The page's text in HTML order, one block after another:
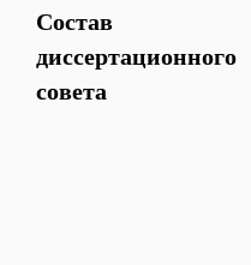
Состав
диссертационного
совета